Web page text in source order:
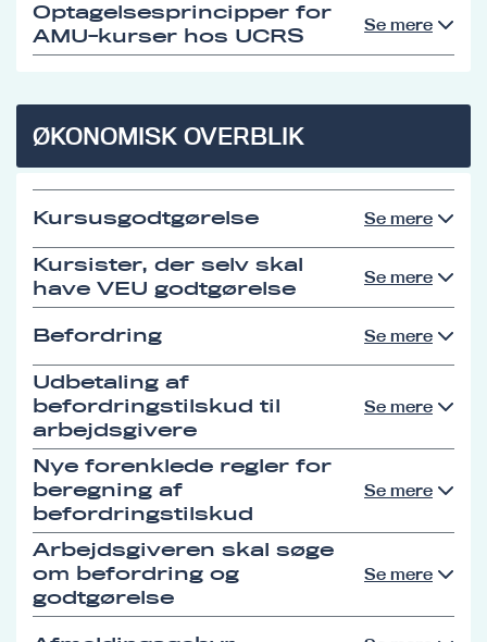
Optagelsesprincipper for
AMU-kurser hos UCRS
Se mere
ØKONOMISK OVERBLIK
Kursusgodtgørelse Se mere
Kursister, der selv skal
have VEU godtgørelse
Se mere
Befordring Se mere
Udbetaling af
befordringstilskud til
arbejdsgivere
Se mere
Nye forenklede regler for
beregning af
befordringstilskud
Se mere
Arbejdsgiveren skal søge
om befordring og
godtgørelse
Se mere